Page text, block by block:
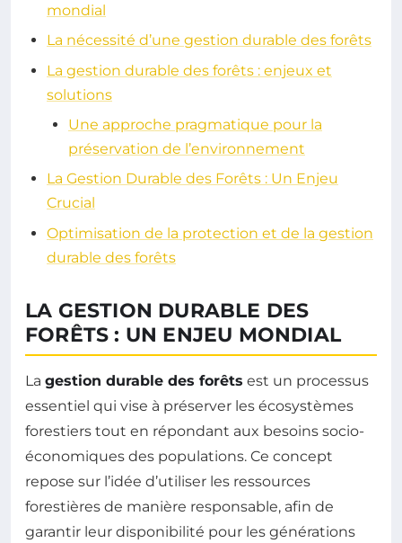
mondial
La nécessité d’une gestion durable des forêts
La gestion durable des forêts : enjeux et
solutions
Une approche pragmatique pour la
préservation de l’environnement
La Gestion Durable des Forêts : Un Enjeu
Crucial
Optimisation de la protection et de la gestion
durable des forêts
LA GESTION DURABLE DES
FORÊTS : UN ENJEU MONDIAL
La gestion durable des forêts est un processus
essentiel qui vise à préserver les écosystèmes
forestiers tout en répondant aux besoins socio-
économiques des populations. Ce concept
repose sur l’idée d’utiliser les ressources
forestières de manière responsable, afin de
garantir leur disponibilité pour les générations